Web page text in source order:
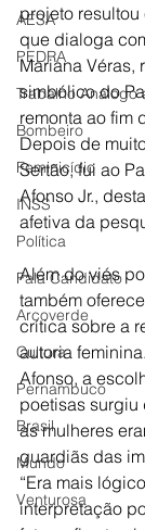
AESA
PEDRA
Trabalho Análogo
Bombeiro
Feminicídio
INSS
Política
Fala Candidato
Arcoverde
Cultura
Pernambuco
Brasil
Mundo
Venturosa
projeto resultou
que dialoga
Mariana Véras,
simbólico do
remonta ao fim
Depois de
Sertão, fui ao
Afonso Jr.,
afetiva da
Além do viés
também
crítica sobre a
autoria
Afonso, a
poetisas
as mulheres
guardiãs das
“Era mais
interpretação